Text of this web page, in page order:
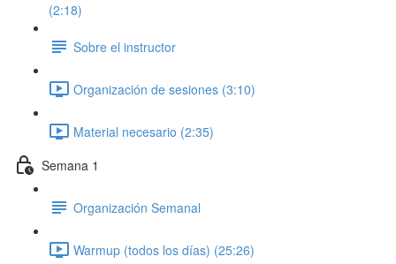
(2:18)
Sobre el instructor
Organización de sesiones (3:10)
Material necesario (2:35)
Semana 1
Organización Semanal
Warmup (todos los días) (25:26)